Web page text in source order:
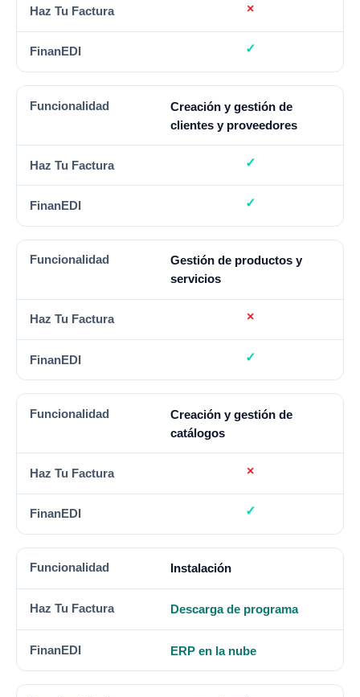
Creación y gestión de
clientes y proveedores
Gestión de productos y
servicios
Creación y gestión de
catálogos
Instalación
Descarga de programa
ERP en la nube